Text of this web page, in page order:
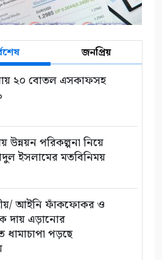
জনপ্রিয়
২০ বোতল এসকাফসহ
উন্নয়ন পরিকল্পনা নিয়ে
ইসলামের মতবিনিময়
আইনি ফাঁকফোকর ও
দায় এড়ানোর
ধামাচাপা পড়ছে